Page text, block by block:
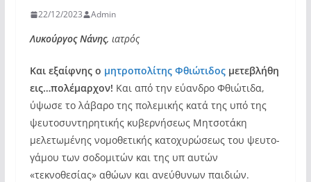
22/12/2023 Admin
Λυκούργος Νάνης, ιατρός
Και εξαίφνης ο μητροπολίτης Φθιώτιδοςμετεβλήθη
εις…πολέμαρχον! Και από την εύανδρο Φθιώτιδα,
ύψωσε το λάβαρο της πολεμικής κατά της υπό της
ψευτοσυντηρητικής κυβερνήσεως Μητσοτάκη
μελετωμένης νομοθετικής κατοχυρώσεως του ψευτο-
γάμου των σοδομιτών και της υπ αυτών
«τεκνοθεσίας» αθώων και ανεύθυνων παιδιών.